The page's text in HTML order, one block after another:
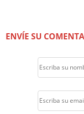
ENVÍE SU